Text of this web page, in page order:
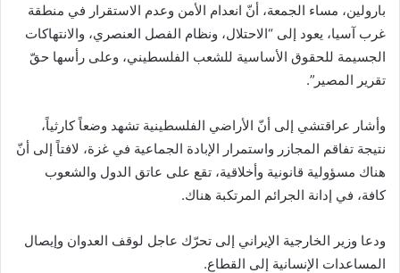
بارولين، مساء الجمعة، أنّ انعدام الأمن وعدم الاستقرار في منطقة
غرب آسيا، يعود إلى “الاحتلال، ونظام الفصل العنصري، والانتهاكات
الجسيمة للحقوق الأساسية للشعب الفلسطيني، وعلى رأسها حقّ
تقرير المصير”.
وأشار عراقتشي إلى أنّ الأراضي الفلسطينية تشهد وضعاً كارثياً،
نتيجة تفاقم المجازر واستمرار الإبادة الجماعية في غزة، لافتاً إلى أنّ
هناك مسؤولية قانونية وأخلاقية، تقع على عاتق الدول والشعوب
كافة، في إدانة الجرائم المرتكبة هناك.
ودعا وزير الخارجية الإيراني إلى تحرّك عاجل لوقف العدوان وإيصال
المساعدات الإنسانية إلى القطاع.